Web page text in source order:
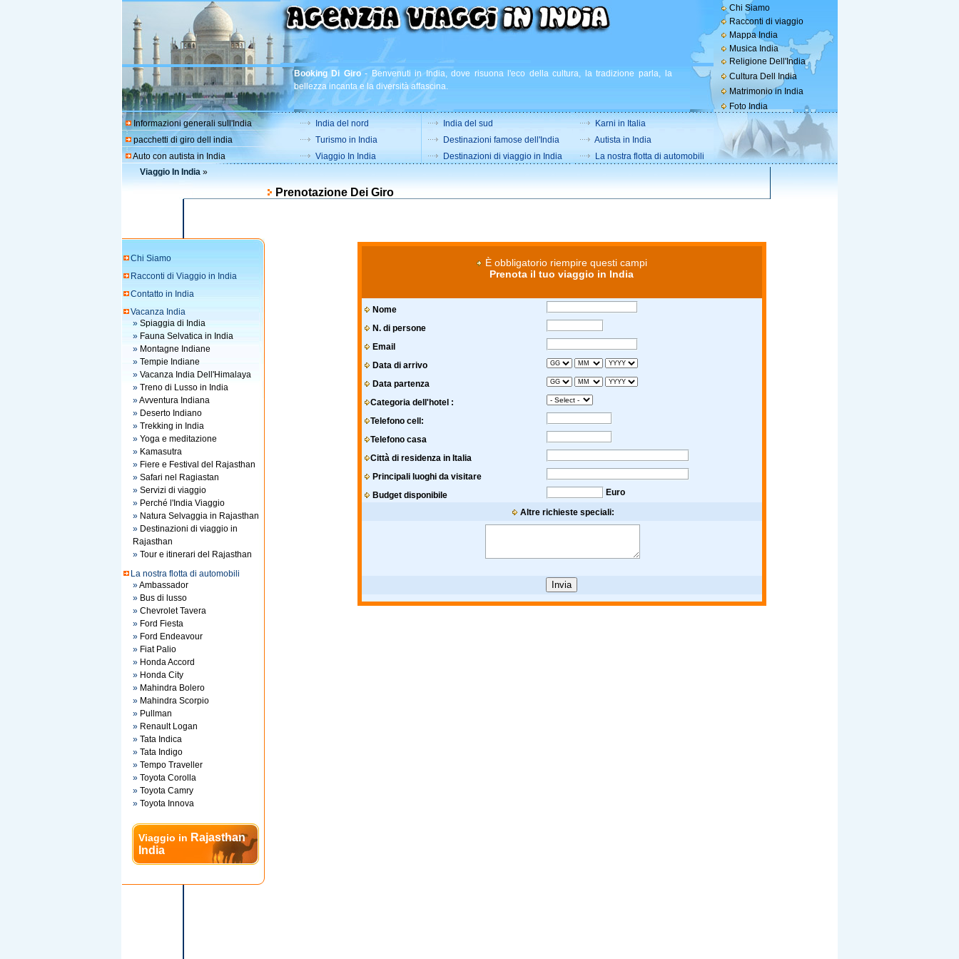
Chi Siamo
Racconti di viaggio
Mappa India
Musica India
Religione Dell'India
Booking Di Giro- Benvenuti in India, dove risuona l'eco della cultura, la tradizione parla, la
bellezza incanta e la diversità affascina.
Cultura Dell India
Matrimonio in India
Foto India
Informazioni generali sull'India
pacchetti di giro dell india
Auto con autista in India
India del nord
Turismo in India
Viaggio In India
India del sud
Destinazioni famose dell'India
Destinazioni di viaggio in India
Karni in Italia
Autista in India
La nostra flotta di automobili
Viaggio In India»
Prenotazione Dei Giro
Chi Siamo
Racconti di Viaggio in India
Contatto in India
Vacanza India
» Spiaggia di India
» Fauna Selvatica in India
» Montagne Indiane
» Tempie Indiane
» Vacanza India Dell'Himalaya
» Treno di Lusso in India
»Avventura Indiana
» Deserto Indiano
» Trekking in India
» Yoga e meditazione
» Kamasutra
» Fiere e Festival del Rajasthan
» Safari nel Ragiastan
» Servizi di viaggio
» Perché l'India Viaggio
» Natura Selvaggia in Rajasthan
» Destinazioni di viaggio in
Rajasthan
» Tour e itinerari del Rajasthan
La nostra flotta di automobili
»Ambassador
» Bus di lusso
» Chevrolet Tavera
» Ford Fiesta
» Ford Endeavour
» Fiat Palio
» Honda Accord
» Honda City
» Mahindra Bolero
» Mahindra Scorpio
» Pullman
» Renault Logan
» Tata Indica
» Tata Indigo
» Tempo Traveller
» Toyota Corolla
» Toyota Camry
» Toyota Innova
Viaggio in Rajasthan
India
È obbligatorio riempire questi campi
Prenota il tuo viaggio in India
Nome
N. di persone
Email
Data di arrivo
Data partenza
Categoria dell'hotel :
Telefono cell:
Telefono casa
Città di residenza in Italia
Principali luoghi da visitare
Budget disponibile
Euro
Altre richieste speciali: